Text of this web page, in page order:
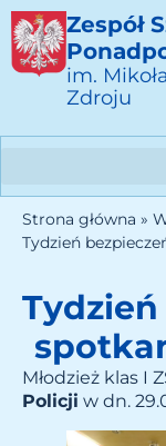
Zespół
im.
Zdroju
Strona główna »
Tydzień
Młodzież klas I
Policji w dn.